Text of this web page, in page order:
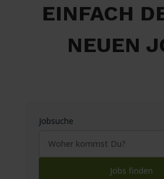
EINFACH
NEUEN
Jobsuche